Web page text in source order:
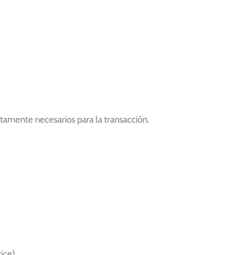
necesarios para la transacción.